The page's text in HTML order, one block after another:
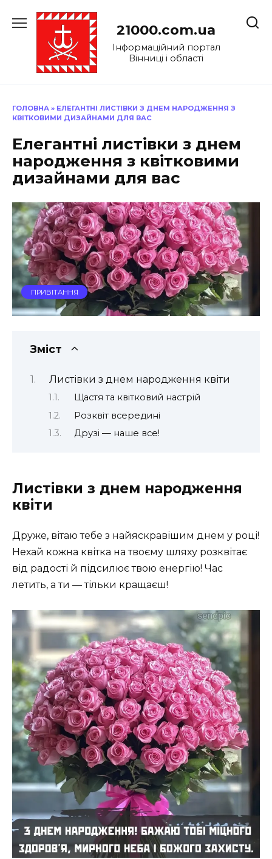
до
21000.com.ua
Інформаційний портал
Вінниці і області
ГОЛОВНА » ЕЛЕГАНТНІ ЛИСТІВКИ З ДНЕМ НАРОДЖЕННЯ З
КВІТКОВИМИ ДИЗАЙНАМИ ДЛЯ ВАС
Елегантні листівки з днем
народження з квітковими
дизайнами для вас
ПРИВІТАННЯ
Зміст
Листівки з днем народження квіти
Щастя та квітковий настрій
Розквіт всередині
Друзі — наше все!
Листівки з днем народження
квіти
Друже, вітаю тебе з найяскравішим днем у році!
Нехай кожна квітка на твоєму шляху розквітає
від радості й підсилює твою енергію! Час
летить, а ти — тільки кращаєш!